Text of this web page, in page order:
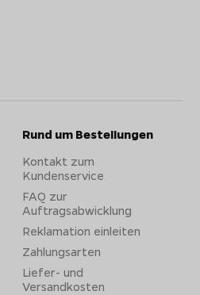
Rund um Bestellungen
Kontakt zum
Kundenservice
FAQ zur
Auftragsabwicklung
Reklamation einleiten
Zahlungsarten
Liefer- und
Versandkosten